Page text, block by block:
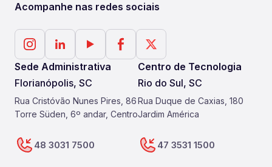
Acompanhe nas redes sociais
Sede Administrativa
Florianópolis, SC
Rua Cristóvão Nunes Pires, 86
Torre Süden, 6º andar, Centro
48 3031 7500
Centro de Tecnologia
Rio do Sul, SC
Rua Duque de Caxias, 180
Jardim América
47 3531 1500